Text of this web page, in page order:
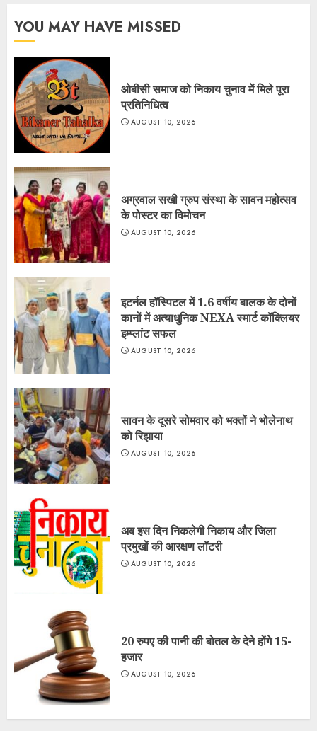
YOU MAY HAVE MISSED
ओबीसी समाज को निकाय चुनाव में मिले पूरा
प्रतिनिधित्व
AUGUST 10, 2026
अग्रवाल सखी ग्रुप संस्था के सावन महोत्सव
के पोस्टर का विमोचन
AUGUST 10, 2026
इटर्नल हॉस्पिटल में 1.6 वर्षीय बालक के दोनों
कानों में अत्याधुनिक NEXA स्मार्ट कॉक्लियर
इम्प्लांट सफल
AUGUST 10, 2026
सावन के दूसरे सोमवार को भक्तों ने भोलेनाथ
को रिझाया
AUGUST 10, 2026
अब इस दिन निकलेगी निकाय और जिला
प्रमुखों की आरक्षण लॉटरी
AUGUST 10, 2026
20 रुपए की पानी की बोतल के देने होंगे 15-
हजार
AUGUST 10, 2026